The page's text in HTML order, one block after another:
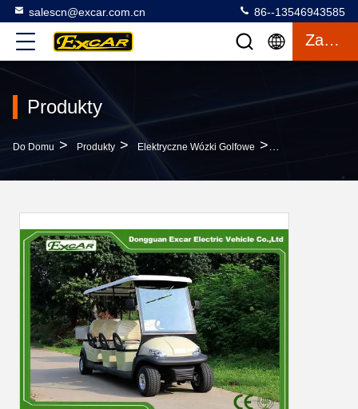
salescn@excar.com.cn 86--13546943585
Zacytować
Produkty
Do Domu > Produkty > Elektryczne Wózki Golfowe >